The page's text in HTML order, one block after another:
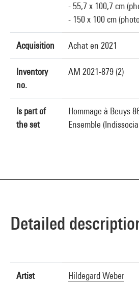
- 55,7 x 100,7 cm
- 150 x 100 cm
Acquisition Achat en 2021
Inventory
no.
AM 2021-879 (2)
Is part of
the set
Hommage à Beuys
Ensemble
Detailed
Artist
Hildegard Weber